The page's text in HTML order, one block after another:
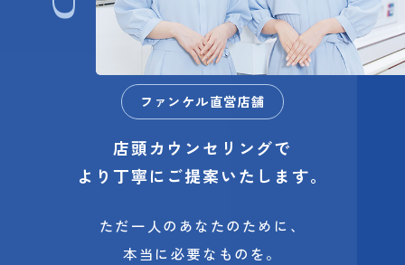
ファンケル直営店舗
店頭カウンセリングで
より丁寧にご提案いたします。
ただ一人のあなたのために、
本当に必要なものを。